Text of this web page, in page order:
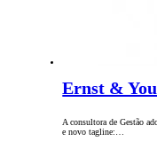
Ernst &
A consultora de Gestão
e novo tagline:…